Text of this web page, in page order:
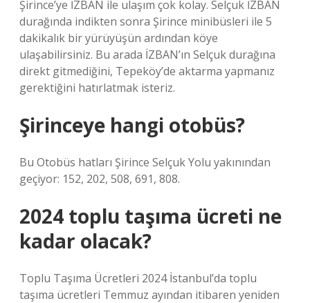
Şirince’ye İZBAN ile ulaşım çok kolay. Selçuk İZBAN
durağında indikten sonra Şirince minibüsleri ile 5
dakikalık bir yürüyüşün ardından köye
ulaşabilirsiniz. Bu arada İZBAN’ın Selçuk durağına
direkt gitmediğini, Tepeköy’de aktarma yapmanız
gerektiğini hatırlatmak isteriz.
Şirinceye hangi otobüs?
Bu Otobüs hatları Şirince Selçuk Yolu yakınından
geçiyor: 152, 202, 508, 691, 808.
2024 toplu taşıma ücreti ne
kadar olacak?
Toplu Taşıma Ücretleri 2024 İstanbul’da toplu
taşıma ücretleri Temmuz ayından itibaren yeniden